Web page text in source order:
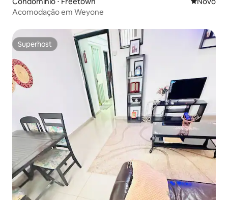
Acomodação em Weyone
Superhost
Superhost